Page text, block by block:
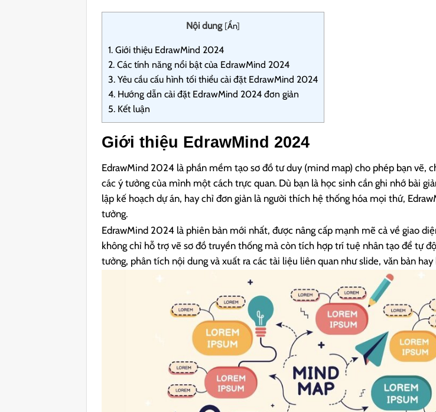
Nội dung [Ẩn]
1. Giới thiệu EdrawMind 2024
2. Các tính năng nổi bật của EdrawMind 2024
3. Yêu cầu cấu hình tối thiểu cài đặt EdrawMind 2024
4. Hướng dẫn cài đặt EdrawMind 2024 đơn giản
5. Kết luận
Giới thiệu EdrawMind 2024
EdrawMind 2024 là phần mềm tạo sơ đồ tư duy (mind map) cho phép bạn vẽ,
các ý tưởng của mình một cách trực quan. Dù bạn là học sinh cần ghi nhớ bài
lập kế hoạch dự án, hay chỉ đơn giản là người thích hệ thống hóa mọi thứ,
tưởng.
EdrawMind 2024 là phiên bản mới nhất, được nâng cấp mạnh mẽ cả về giao
không chỉ hỗ trợ vẽ sơ đồ truyền thống mà còn tích hợp trí tuệ nhân tạo để tự
tưởng, phân tích nội dung và xuất ra các tài liệu liên quan như slide, văn bản hay